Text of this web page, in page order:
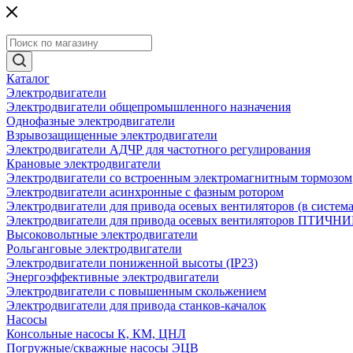
Каталог
Электродвигатели
Электродвигатели общепромышленного назначения
Однофазные электродвигатели
Взрывозащищенные электродвигатели
Электродвигатели АДЧР для частотного регулирования
Крановые электродвигатели
Электродвигатели со встроенным электромагнитным тормозом
Электродвигатели асинхронные с фазным ротором
Электродвигатели для привода осевых вентиляторов (в
Электродвигатели для привода осевых вентиляторов
Высоковольтные электродвигатели
Рольганговые электродвигатели
Электродвигатели пониженной высоты (IP23)
Энергоэффективные электродвигатели
Электродвигатели с повышенным скольжением
Электродвигатели для привода станков-качалок
Насосы
Консольные насосы К, КМ, ЦНЛ
Погружные/скважные насосы ЭЦВ